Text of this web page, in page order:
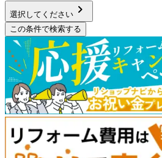
選択してください chevron_right
この条件で検索する